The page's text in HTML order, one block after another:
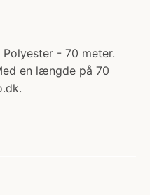
- 70 meter.
en længde på 70